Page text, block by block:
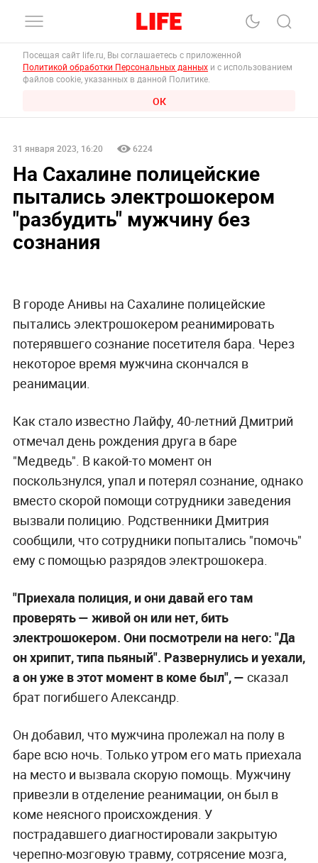
Посещая сайт life.ru, Вы соглашаетесь с приложенной
Политикой обработки Персональных данных и с использованием
файлов cookie, указанных в данной Политике.
ОК
31 января 2023, 16:20 6224
На Сахалине полицейские
пытались электрошокером
"разбудить" мужчину без
сознания
В городе Анивы на Сахалине полицейские
пытались электрошокером реанимировать
потерявшего сознание посетителя бара. Через
некоторое время мужчина скончался в
реанимации.
Как стало известно Лайфу, 40-летний Дмитрий
отмечал день рождения друга в баре
"Медведь". В какой-то момент он
поскользнулся, упал и потерял сознание, однако
вместо скорой помощи сотрудники заведения
вызвали полицию. Родственники Дмитрия
сообщили, что сотрудники попытались "помочь"
ему с помощью разрядов электрошокера.
"Приехала полиция, и они давай его там
проверять — живой он или нет, бить
электрошокером. Они посмотрели на него: "Да
он хрипит, типа пьяный". Развернулись и уехали,
а он уже в этот момент в коме был", — сказал
брат погибшего Александр.
Он добавил, что мужчина пролежал на полу в
баре всю ночь. Только утром его мать приехала
на место и вызвала скорую помощь. Мужчину
привезли в отделение реанимации, он был в
коме неясного происхождения. У
пострадавшего диагностировали закрытую
черепно-мозговую травму, сотрясение мозга,